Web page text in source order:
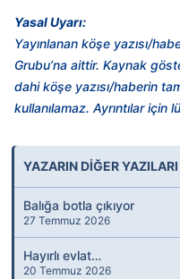
Yasal Uyarı:
Yayınlanan köşe yazısı/
Grubu’na aittir. Kaynak
dahi köşe yazısı/haberin
kullanılamaz. Ayrıntılar için
YAZARIN DİĞER YAZILARI
Balığa botla çıkıyor
27 Temmuz 2026
Hayırlı evlat…
20 Temmuz 2026